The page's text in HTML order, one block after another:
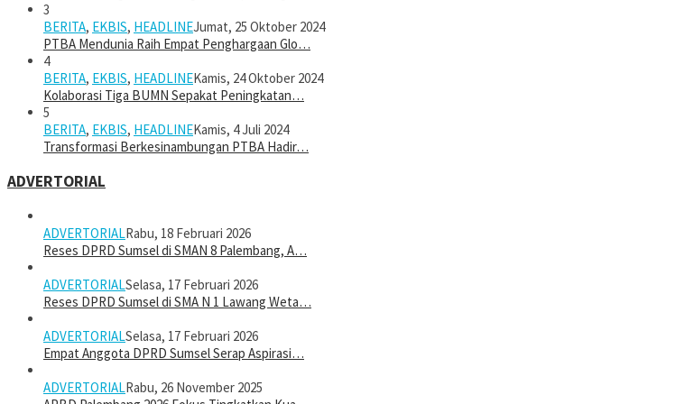
3
BERITA, EKBIS, HEADLINEJumat, 25 Oktober 2024
PTBA Mendunia Raih Empat Penghargaan Glo…
4
BERITA, EKBIS, HEADLINEKamis, 24 Oktober 2024
Kolaborasi Tiga BUMN Sepakat Peningkatan…
5
BERITA, EKBIS, HEADLINEKamis, 4 Juli 2024
Transformasi Berkesinambungan PTBA Hadir…
ADVERTORIAL
ADVERTORIALRabu, 18 Februari 2026
Reses DPRD Sumsel di SMAN 8 Palembang, A…
ADVERTORIALSelasa, 17 Februari 2026
Reses DPRD Sumsel di SMA N 1 Lawang Weta…
ADVERTORIALSelasa, 17 Februari 2026
Empat Anggota DPRD Sumsel Serap Aspirasi…
ADVERTORIALRabu, 26 November 2025